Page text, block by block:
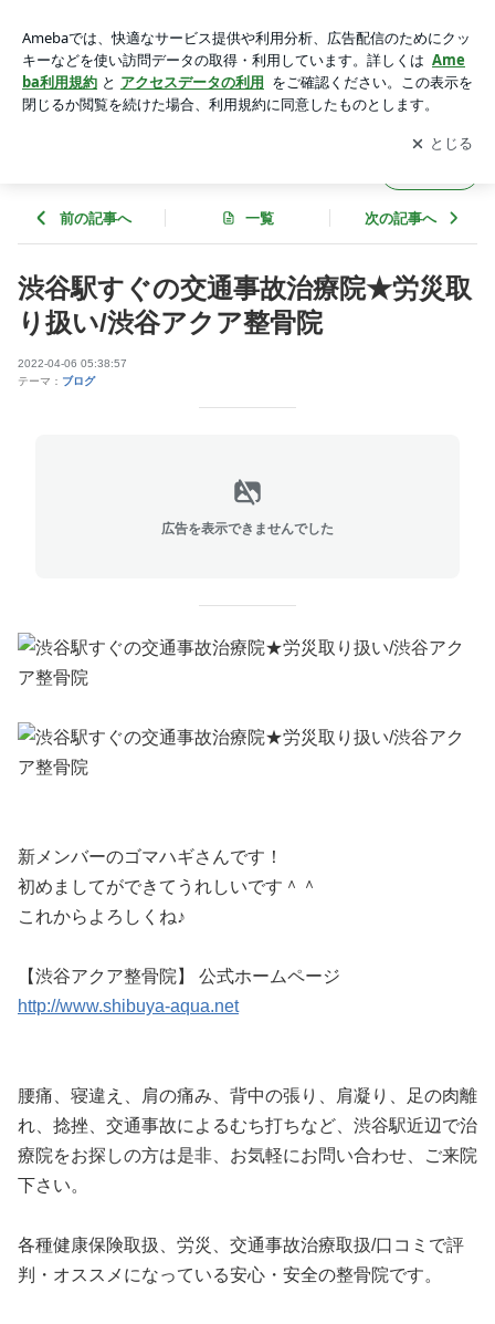
院 | むちうち交通事故治療【渋谷アクア整骨院】
アプリをダウンロードして ブログの更新通知
を受け取りまし
ょう。
開く
前の記事へ 一覧 次の記事へ
渋谷駅すぐの交通事故治療院★労災取
り扱い/渋谷アクア整骨院
2022-04-06 05:38:57
テーマ： ブログ
広告を表示できませんでした
新メンバーのゴマハギさんです！
初めましてができてうれしいです＾＾
これからよろしくね♪
【渋谷アクア整骨院】 公式ホームページ
http://www.shibuya-aqua.net
腰痛、寝違え、肩の痛み、背中の張り、肩凝り、足の肉離
れ、捻挫、交通事故によるむち打ちなど、渋谷駅近辺で治
療院をお探しの方は是非、お気軽にお問い合わせ、ご来院
下さい。
各種健康保険取扱、労災、交通事故治療取扱/口コミで評
判・オススメになっている安心・安全の整骨院です。